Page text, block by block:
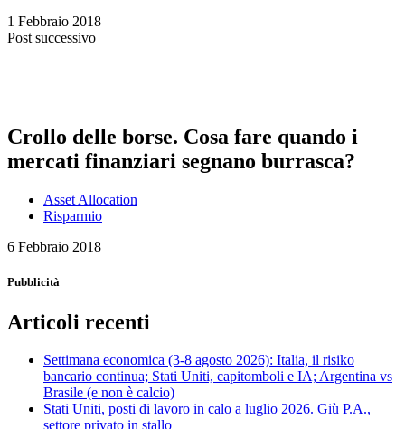
1 Febbraio 2018
Post successivo
Crollo delle borse. Cosa fare quando i
mercati finanziari segnano burrasca?
Asset Allocation
Risparmio
6 Febbraio 2018
Pubblicità
Articoli recenti
Settimana economica (3-8 agosto 2026): Italia, il risiko
bancario continua; Stati Uniti, capitomboli e IA; Argentina vs
Brasile (e non è calcio)
Stati Uniti, posti di lavoro in calo a luglio 2026. Giù P.A.,
settore privato in stallo